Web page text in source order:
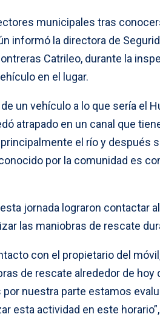
municipales tras
informó la directora de
Catrileo, durante la
en el lugar.
un vehículo a lo que sería el
atrapado en un canal que
el río y después
por la comunidad es
jornada lograron contactar
las maniobras de rescate
con el propietario del
de rescate alrededor de hoy
nuestra parte estamos
esta actividad en este